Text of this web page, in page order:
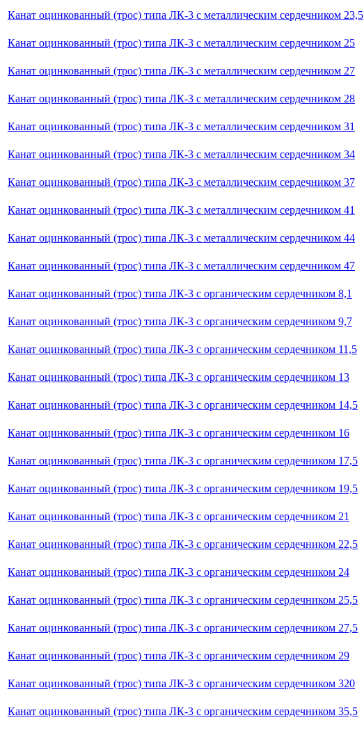
Канат оцинкованный (трос) типа ЛК-3 с металлическим сердечником 23,5
Канат оцинкованный (трос) типа ЛК-3 с металлическим сердечником 25
Канат оцинкованный (трос) типа ЛК-3 с металлическим сердечником 27
Канат оцинкованный (трос) типа ЛК-3 с металлическим сердечником 28
Канат оцинкованный (трос) типа ЛК-3 с металлическим сердечником 31
Канат оцинкованный (трос) типа ЛК-3 с металлическим сердечником 34
Канат оцинкованный (трос) типа ЛК-3 с металлическим сердечником 37
Канат оцинкованный (трос) типа ЛК-3 с металлическим сердечником 41
Канат оцинкованный (трос) типа ЛК-3 с металлическим сердечником 44
Канат оцинкованный (трос) типа ЛК-3 с металлическим сердечником 47
Канат оцинкованный (трос) типа ЛК-3 с органическим сердечником 8,1
Канат оцинкованный (трос) типа ЛК-3 с органическим сердечником 9,7
Канат оцинкованный (трос) типа ЛК-3 с органическим сердечником 11,5
Канат оцинкованный (трос) типа ЛК-3 с органическим сердечником 13
Канат оцинкованный (трос) типа ЛК-3 с органическим сердечником 14,5
Канат оцинкованный (трос) типа ЛК-3 с органическим сердечником 16
Канат оцинкованный (трос) типа ЛК-3 с органическим сердечником 17,5
Канат оцинкованный (трос) типа ЛК-3 с органическим сердечником 19,5
Канат оцинкованный (трос) типа ЛК-3 с органическим сердечником 21
Канат оцинкованный (трос) типа ЛК-3 с органическим сердечником 22,5
Канат оцинкованный (трос) типа ЛК-3 с органическим сердечником 24
Канат оцинкованный (трос) типа ЛК-3 с органическим сердечником 25,5
Канат оцинкованный (трос) типа ЛК-3 с органическим сердечником 27,5
Канат оцинкованный (трос) типа ЛК-3 с органическим сердечником 29
Канат оцинкованный (трос) типа ЛК-3 с органическим сердечником 320
Канат оцинкованный (трос) типа ЛК-3 с органическим сердечником 35,5